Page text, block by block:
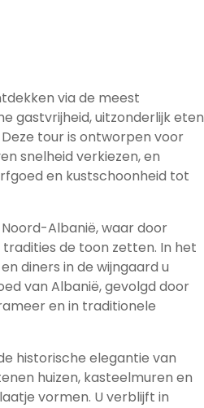
via de meest
gastvrijheid, uitzonderlijk eten
tour is ontworpen voor
snelheid verkiezen, en
en kustschoonheid tot
Albanië, waar door
de toon zetten. In het
diners in de wijngaard u
van Albanië, gevolgd door
en in traditionele
historische elegantie van
huizen, kasteelmuren en
vormen. U verblijft in